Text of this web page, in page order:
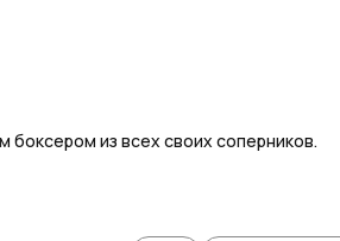
из всех своих соперников.